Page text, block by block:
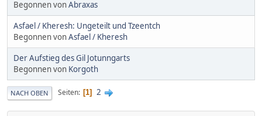
Begonnen vonAbraxas
Asfael / Kheresh: Ungeteilt und Tzeentch
Begonnen vonAsfael / Kheresh
Der Aufstieg des Gil Jotunngarts
Begonnen von Korgoth
NACH OBEN Seiten 1 2